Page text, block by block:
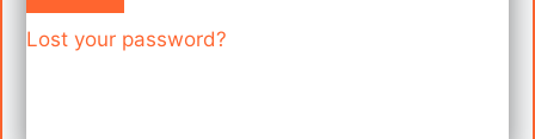
Lost your password?